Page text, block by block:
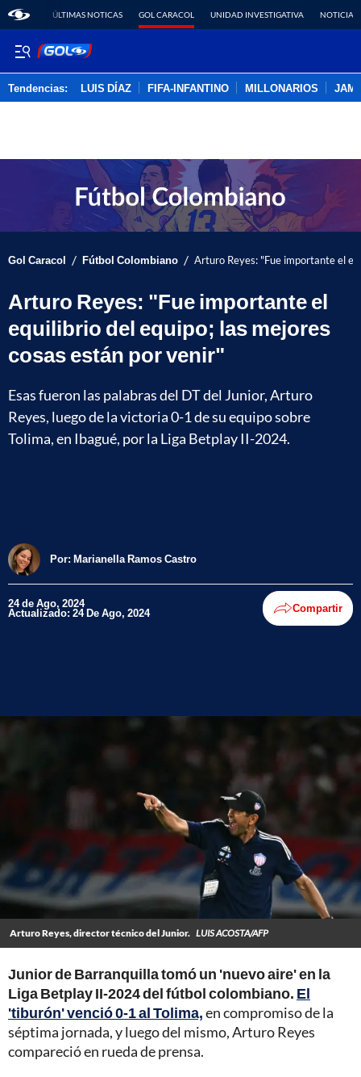
ÚLTIMAS NOTICAS GOL CARACOL UNIDAD INVESTIGATIVA NOTICIAS
Tendencias: LUIS DÍAZ FIFA-INFANTINO MILLONARIOS
Gol Caracol / Fútbol Colombiano / Arturo Reyes: "Fue importante el
Arturo Reyes: "Fue importante el
equilibrio del equipo; las mejores
cosas están por venir"
Esas fueron las palabras del DT del Junior, Arturo
Reyes, luego de la victoria 0-1 de su equipo sobre
Tolima, en Ibagué, por la Liga Betplay II-2024.
Por: Marianella Ramos Castro
24 de Ago, 2024
Actualizado: 24 De Ago, 2024 Compartir
Arturo Reyes, director técnico del Junior. LUIS ACOSTA/AFP
Junior de Barranquilla tomó un 'nuevo aire' en la
Liga Betplay II-2024 del fútbol colombiano. El
'tiburón' venció 0-1 al Tolima,en compromiso de la
séptima jornada, y luego del mismo, Arturo Reyes
compareció en rueda de prensa.